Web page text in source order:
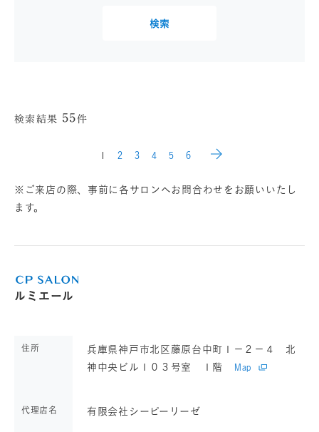
検索
検索結果 55件
2 3 4 5 6
※ご来店の際、事前に各サロンへお問合わせをお願いいたし
ます。
ルミエール
住所
兵庫県神戸市北区藤原台中町１－２－４ 北
神中央ビル１０３号室 １階
Map
代理店名 有限会社シーピーリーゼ